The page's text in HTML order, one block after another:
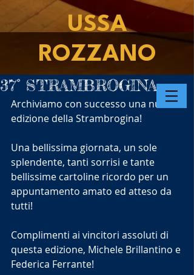
USSA
ROZZANO
37° STRAMBROGINA
Archiviamo con successo una nuova
edizione della Strambrogina!
Una bellissima giornata, un sole
splendente, tanti sorrisi e tante
bellissime cartoline ricordo per un
appuntamento amato ed atteso da
tutti!
Complimenti ai vincitori assoluti di
questa edizione, Michele Brillantino e
Federica Ferrante!